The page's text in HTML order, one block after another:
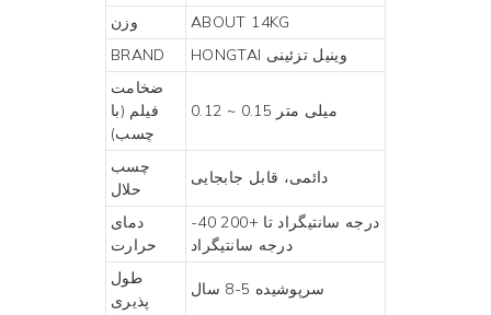
وزن
ABOUT 14KG
BRAND
HONGTAI وینیل تزئینی
ضخامت
فیلم (با
چسب)
0.12 ~ 0.15 میلی متر
چسب
حلال
دائمی، قابل جابجایی
دمای
حرارت
-40 درجه سانتیگراد تا +200
درجه سانتیگراد
طول
پذیری
سرپوشیده 5-8 سال